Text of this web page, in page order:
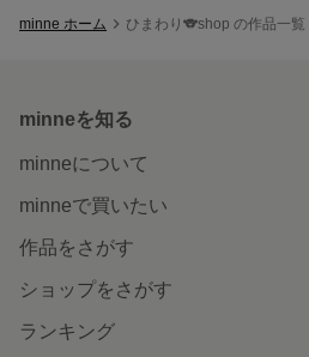
minne ホーム ひまわり🐨shop の作品一覧
minneを知る
minneについて
minneで買いたい
作品をさがす
ショップをさがす
ランキング